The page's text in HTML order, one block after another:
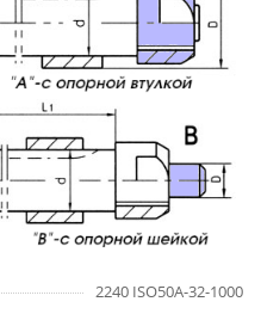
2240 ISO50A-32-1000